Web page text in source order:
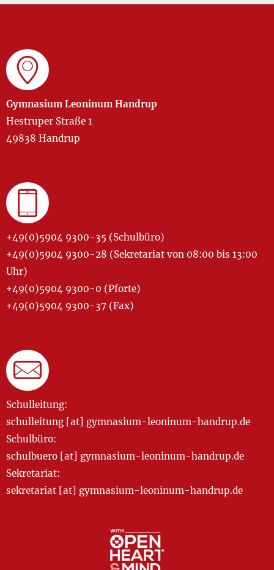
Gymnasium Leoninum Handrup
Hestruper Straße 1
49838 Handrup
+49(0)5904 9300-35 (Schulbüro)
+49(0)5904 9300-28 (Sekretariat von 08:00 bis 13:00
Uhr)
+49(0)5904 9300-0 (Pforte)
+49(0)5904 9300-37 (Fax)
Schulleitung:
schulleitung [at] gymnasium-leoninum-handrup.de
Schulbüro:
schulbuero [at] gymnasium-leoninum-handrup.de
Sekretariat:
sekretariat [at] gymnasium-leoninum-handrup.de